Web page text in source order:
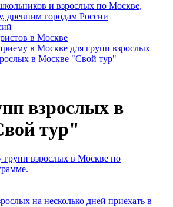
и взрослых по Москве,
древним городам России
в Москве
в Москве для групп взрослых
в Москве "Свой тур"
взрослых в
тур"
взрослых в Москве по
на несколько дней приехать в